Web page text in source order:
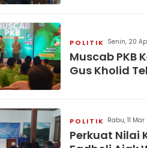
POLITIK Senin, 20
Muscab PKB
Gus Kholid
POLITIK Rabu, 11
Perkuat Nilai